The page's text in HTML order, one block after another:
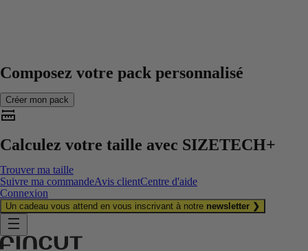
Composez votre pack personnalisé
Créer mon pack
Calculez votre taille avec SIZETECH+
Trouver ma taille
Suivre ma commandeAvis clientCentre d'aide
Connexion
Un cadeau vous attend en vous inscrivant à notre newsletter ❯